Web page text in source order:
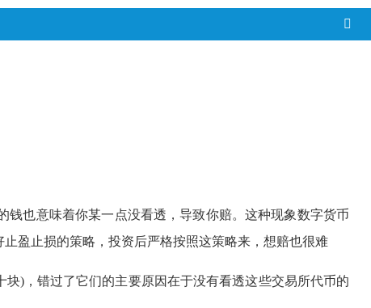
也意味着你某一点没看透，导致你赔。这种现象数字货币
盈止损的策略，投资后严格按照这策略来，想赔也很难
)，错过了它们的主要原因在于没有看透这些交易所代币的